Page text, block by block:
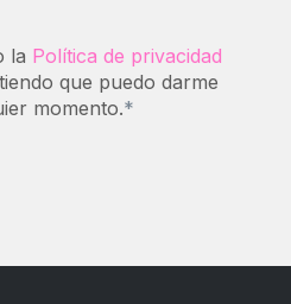
la Política de privacidad
que puedo darme
momento.*